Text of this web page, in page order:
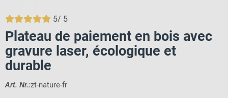
5/ 5
Plateau de paiement en bois avec
gravure laser, écologique et
durable
Art. Nr.:zt-nature-fr